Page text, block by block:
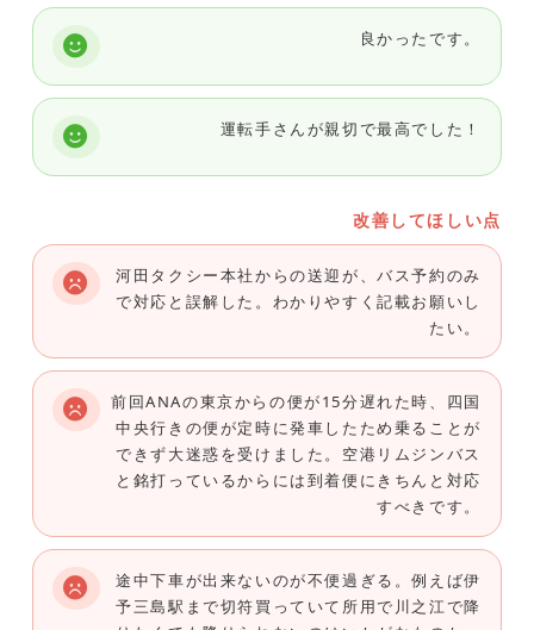
良かったです。
運転手さんが親切で最高でした！
改善してほしい点
河田タクシー本社からの送迎が、バス予約のみ
で対応と誤解した。わかりやすく記載お願いし
たい。
前回ANAの東京からの便が15分遅れた時、四国
中央行きの便が定時に発車したため乗ることが
できず大迷惑を受けました。空港リムジンバス
と銘打っているからには到着便にきちんと対応
すべきです。
途中下車が出来ないのが不便過ぎる。例えば伊
予三島駅まで切符買っていて所用で川之江で降